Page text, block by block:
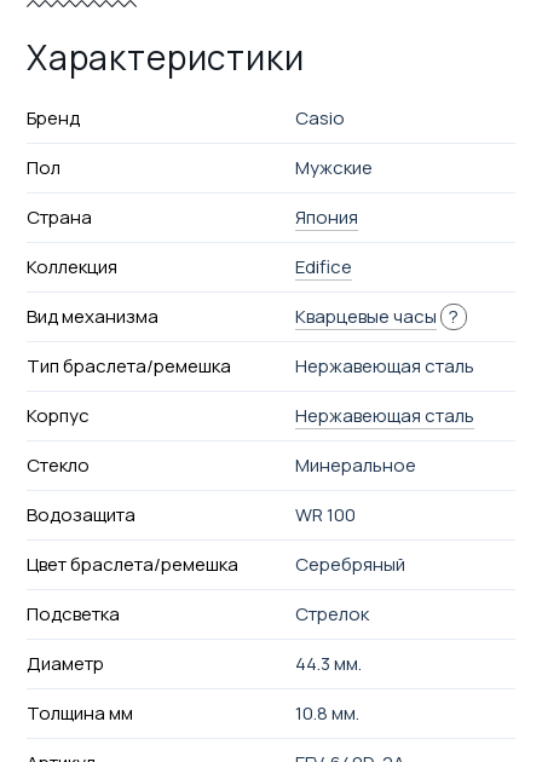
Характеристики
Бренд
Casio
Пол
Мужские
Страна
Япония
Коллекция
Edifice
Вид механизма
Кварцевые часы ?
Тип браслета/ремешка
Нержавеющая сталь
Корпус
Нержавеющая сталь
Стекло
Минеральное
Водозащита
WR 100
Цвет браслета/ремешка
Серебряный
Подсветка
Стрелок
Диаметр
44.3 мм.
Толщина мм
10.8 мм.